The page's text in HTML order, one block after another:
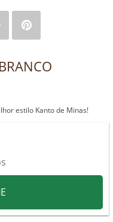
estilo Kanto de Minas!